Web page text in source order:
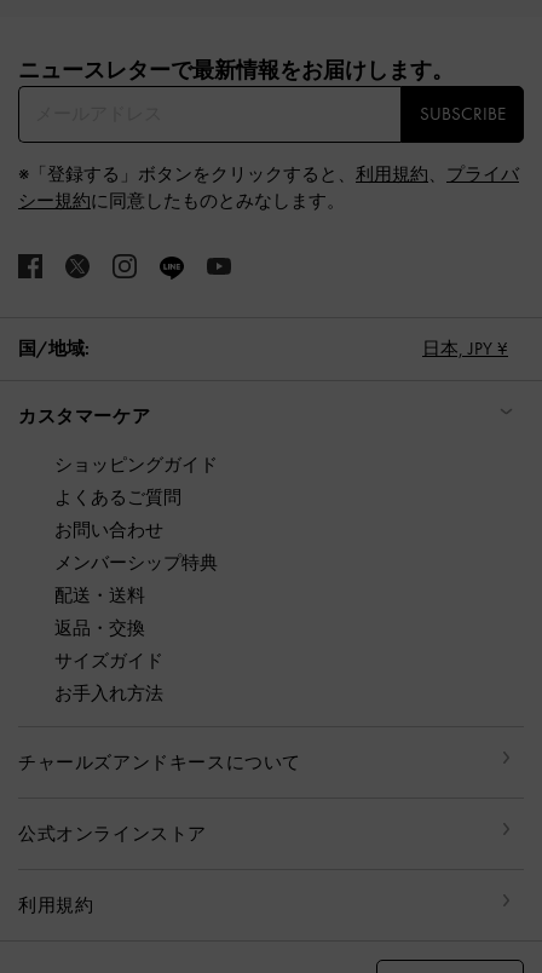
ニュースレターで最新情報をお届けします。​
SUBSCRIBE
※「登録する」ボタンをクリックすると、 利用規約、 プライバ
シー規約に同意したものとみなします。
国/地域: 日本, JPY ¥
カスタマーケア
ショッピングガイド
よくあるご質問
お問い合わせ
メンバーシップ特典
配送・送料
返品・交換
サイズガイド
お手入れ方法
チャールズアンドキースについて
公式オンラインストア
利用規約